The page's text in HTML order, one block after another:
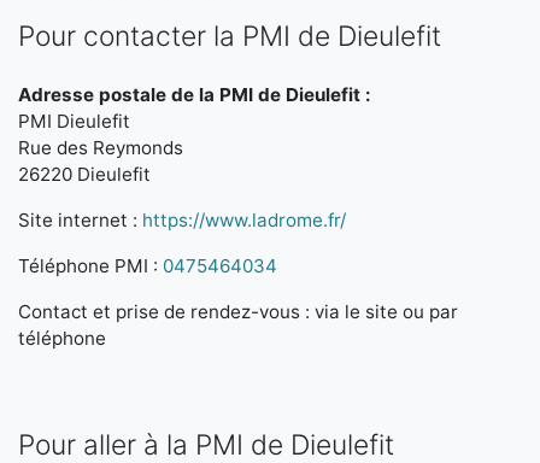
Pour contacter la PMI de Dieulefit
Adresse postale de la PMI de Dieulefit :
PMI Dieulefit
Rue des Reymonds
26220 Dieulefit
Site internet : https://www.ladrome.fr/
Téléphone PMI : 0475464034
Contact et prise de rendez-vous : via le site ou par
téléphone
Pour aller à la PMI de Dieulefit